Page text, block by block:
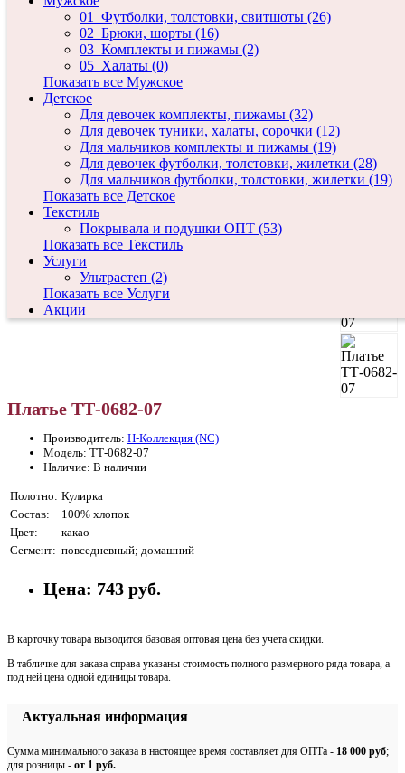
01_Футболки, толстовки, свитшоты (26)
02_Брюки, шорты (16)
03_Комплекты и пижамы (2)
05_Халаты (0)
Показать все Мужское
Детское
Для девочек комплекты, пижамы (32)
Для девочек туники, халаты, сорочки (12)
Для мальчиков комплекты и пижамы (19)
Для девочек футболки, толстовки, жилетки (28)
Для мальчиков футболки, толстовки, жилетки (19)
Показать все Детское
Текстиль
Покрывала и подушки ОПТ (53)
Показать все Текстиль
Услуги
Ультрастеп (2)
Показать все Услуги
Акции
Платье ТТ-0682-07
Производитель: Н-Коллекция (NC)
Модель: ТТ-0682-07
Наличие: В наличии
Полотно: Кулирка
Состав:
100% хлопок
Цвет:
какао
Сегмент: повседневный; домашний
Цена: 743 руб.
В карточку товара выводится базовая оптовая цена без учета скидки.
В табличке для заказа справа указаны стоимость полного размерного ряда товара, а
под ней цена одной единицы товара.
Актуальная информация
Сумма минимального заказа в настоящее время составляет для ОПТа - 18 000 руб;
для розницы - от 1 руб.